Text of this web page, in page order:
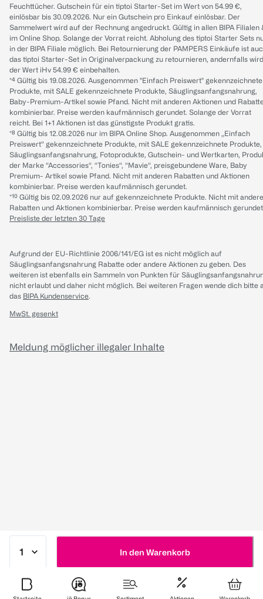
In den Warenkorb
Feuchttücher. Gutschein für ein tiptoi Starter-Set im Wert von 54.99 €,
einlösbar bis 30.09.2026. Nur ein Gutschein pro Einkauf einlösbar. Der
Sammelwert wird auf der Rechnung angedruckt. Gültig in allen BIPA Filialen
im Online Shop. Solange der Vorrat reicht. Abholung des tiptoi Starter Sets
in der BIPA Filiale möglich. Bei Retournierung der PAMPERS Einkäufe ist
das tiptoi Starter-Set in Originalverpackung zu retournieren, andernfalls wird
der Wert iHv 54.99 € einbehalten.
*⁴ Gültig bis 19.08.2026. Ausgenommen "Einfach Preiswert" gekennzeichnete
Produkte, mit SALE gekennzeichnete Produkte, Säuglingsanfangsnahrung,
Baby-Premium-Artikel sowie Pfand. Nicht mit anderen Aktionen und
kombinierbar. Preise werden kaufmännisch gerundet. Solange der Vorrat
reicht. Bei 1+1 Aktionen ist das günstigste Produkt gratis.
*⁸ Gültig bis 12.08.2026 nur im BIPA Online Shop. Ausgenommen „Einfach
Preiswert“ gekennzeichnete Produkte, mit SALE gekennzeichnete Produkte,
Säuglingsanfangsnahrung, Fotoprodukte, Gutschein- und Wertkarten,
der Marke “Accessories“, “Tonies“, “Mavie“, preisgebundene Ware, Baby
Premium- Artikel sowie Pfand. Nicht mit anderen Rabatten und Aktionen
kombinierbar. Preise werden kaufmännisch gerundet.
*¹⁰ Gültig bis 02.09.2026 nur auf gekennzeichnete Produkte. Nicht mit
Rabatten und Aktionen kombinierbar. Preise werden kaufmännisch
Preisliste der letzten 30 Tage
Aufgrund der EU-Richtlinie 2006/141/EG ist es nicht möglich auf
Säuglingsanfangsnahrung Rabatte oder andere Aktionen zu geben. Des
weiteren ist ebenfalls ein Sammeln von Punkten für
nicht erlaubt und daher nicht möglich. Bei weiteren Fragen wende dich bitte
das BIPA Kundenservice.
MwSt. gesenkt
Meldung möglicher illegaler Inhalte